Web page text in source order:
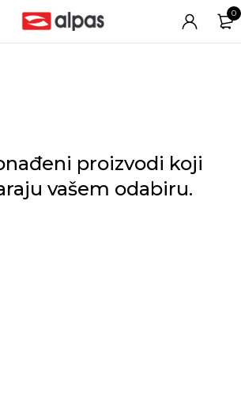
0
proizvodi koji
vašem odabiru.